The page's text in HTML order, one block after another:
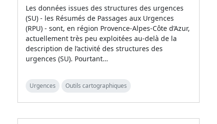
Les données issues des structures des urgences
(SU) - les Résumés de Passages aux Urgences
(RPU) - sont, en région Provence-Alpes-Côte d’Azur,
actuellement très peu exploitées au-delà de la
description de l’activité des structures des
urgences (SU). Pourtant…
Urgences Outils cartographiques